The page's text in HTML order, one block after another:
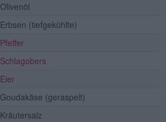
Olivenöl
Erbsen (tiefgekühlte)
Pfeffer
Schlagobers
Eier
Goudakäse (geraspelt)
Kräutersalz